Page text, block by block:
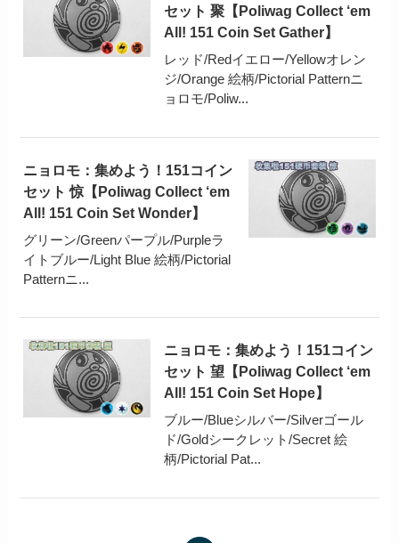
セット 聚【Poliwag Collect ‘em
All! 151 Coin Set Gather】
レッド/Redイエロー/Yellowオレン
ジ/Orange 絵柄/Pictorial Patternニ
ョロモ/Poliw...
ニョロモ：集めよう！151コイン
セット 惊【Poliwag Collect ‘em
All! 151 Coin Set Wonder】
グリーン/Greenパープル/Purpleラ
イトブルー/Light Blue 絵柄/Pictorial
Patternニ...
ニョロモ：集めよう！151コイン
セット 望【Poliwag Collect ‘em
All! 151 Coin Set Hope】
ブルー/Blueシルバー/Silverゴール
ド/Goldシークレット/Secret 絵
柄/Pictorial Pat...